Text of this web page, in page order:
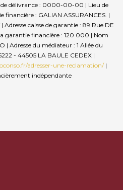
délivrance : 0000-00-00 | Lieu de
financière : GALIAN ASSURANCES. |
Adresse caisse de garantie : 89 Rue DE
garantie financière : 120 000 | Nom
Adresse du médiateur : 1 Allée du
- 44505 LA BAULE CEDEX |
adresser-une-reclamation/|
indépendante